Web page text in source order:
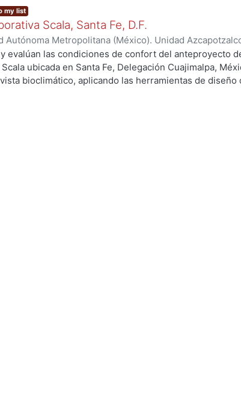
my list
Scala, Santa Fe, D.F.
Autónoma Metropolitana (México). Unidad
de Información.,1999)Corro Eguia, Guillermo
evalúan las condiciones de confort del anteproyecto
ubicada en Santa Fe, Delegación Cuajimalpa,
bioclimático, aplicando las herramientas de diseño